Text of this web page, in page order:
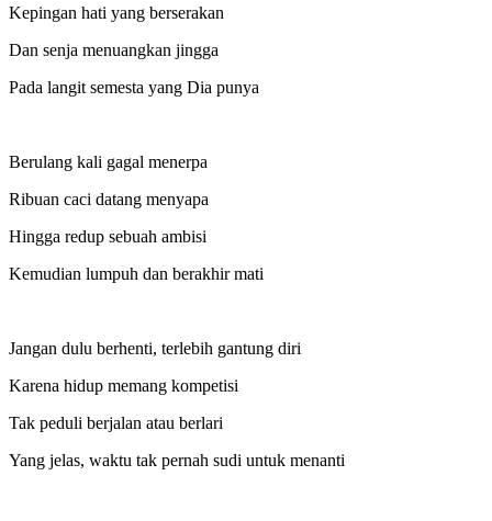
Kepingan hati yang berserakan
Dan senja menuangkan jingga
Pada langit semesta yang Dia punya
Berulang kali gagal menerpa
Ribuan caci datang menyapa
Hingga redup sebuah ambisi
Kemudian lumpuh dan berakhir mati
Jangan dulu berhenti, terlebih gantung diri
Karena hidup memang kompetisi
Tak peduli berjalan atau berlari
Yang jelas, waktu tak pernah sudi untuk menanti